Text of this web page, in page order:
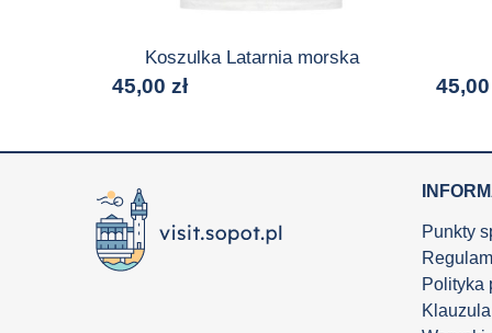
Koszulka Latarnia morska
45,00 zł 45,00
Punkty
Polityka